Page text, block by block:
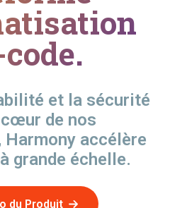
et la sécurité
de nos
accélère
grande échelle.
du Produit